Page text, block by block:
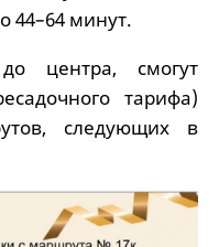
44–64 минут.
центра, смогут
тарифа)
следующих в